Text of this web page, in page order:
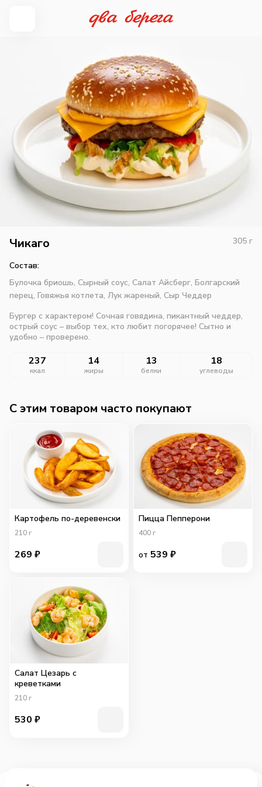
Чикаго 305 г
Состав:
Булочка бриошь, Сырный соус, Салат Айсберг, Болгарский
перец, Говяжья котлета, Лук жареный, Сыр Чеддер
Бургер с характером! Сочная говядина, пикантный чеддер,
острый соус – выбор тех, кто любит погорячее! Сытно и
удобно – проверено.
237
ккал
14
жиры
13
белки
18
углеводы
C этим товаром часто покупают
Картофель по-деревенски
210 г
269 ₽
Пицца Пепперони
400 г
от 539 ₽
Салат Цезарь с
креветками
210 г
530 ₽